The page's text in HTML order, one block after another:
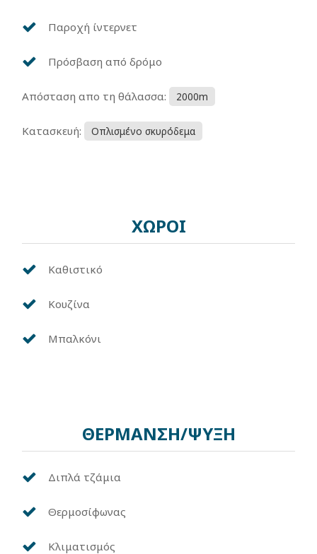
Παροχή ίντερνετ
Πρόσβαση από δρόμο
Απόσταση απο τη θάλασσα: 2000m
Κατασκευή: Οπλισμένο σκυρόδεμα
ΧΩΡΟΙ
Καθιστικό
Κουζίνα
Μπαλκόνι
ΘΕΡΜΑΝΣΗ/ΨΥΞΗ
Διπλά τζάμια
Θερμοσίφωνας
Κλιματισμός